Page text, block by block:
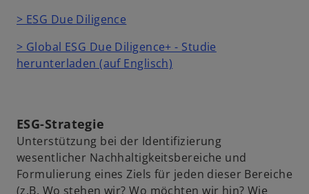
> ESG Due Diligence
> Global ESG Due Diligence+ - Studie
herunterladen (auf Englisch)
ESG-Strategie
Unterstützung bei der Identifizierung
wesentlicher Nachhaltigkeitsbereiche und
Formulierung eines Ziels für jeden dieser Bereiche
(z.B. Wo stehen wir? Wo möchten wir hin? Wie